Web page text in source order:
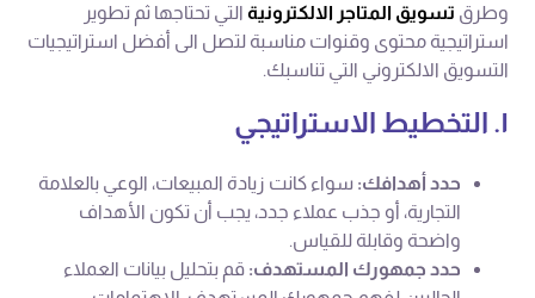
وطرق تسويق المتاجر الالكترونية التي تحتاجها ثم تطوير
استراتيجية محتوى وقنوات مناسبة لتصل الى أفضل استراتيجيات
التسويق الالكتروني التي تناسبك.
١. التخطيط الاستراتيجي
حدد أهدافك:سواء كانت زيادة المبيعات، الوعي بالعلامة
التجارية، أو جذب عملاء جدد، يجب أن تكون الأهداف
واضحة وقابلة للقياس.
حدد جمهورك المستهدف: قم بتحليل بيانات العملاء